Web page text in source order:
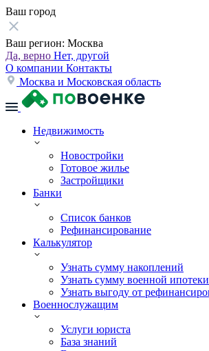
Ваш город
Ваш регион: Москва
Да, верно Нет, другой
О компании Контакты
Москва и Московская область
Недвижимость
Новостройки
Готовое жилье
Застройщики
Банки
Список банков
Рефинансирование
Калькулятор
Узнать сумму накоплений
Узнать сумму военной ипотеки
Узнать выгоду от
Военнослужащим
Услуги юриста
База знаний